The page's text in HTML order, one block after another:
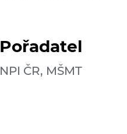
Pořadatel
NPI ČR, MŠMT